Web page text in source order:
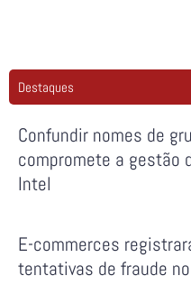
Destaques
Confundir nomes de
compromete a gestão
Intel
E-commerces
tentativas de fraude